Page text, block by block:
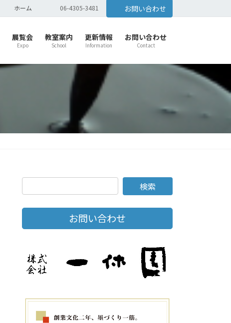
ホーム 06-4305-3481 お問い合わせ
展覧会
Expo
教室案内
School
更新情報
Information
お問い合わせ
Contact
お問い合わせ